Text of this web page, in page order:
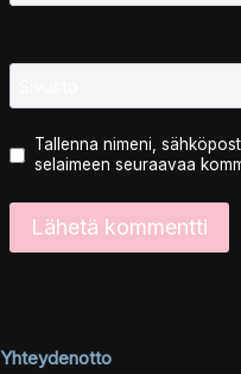
Tallenna nimeni,
selaimeen seuraavaa
Yhteydenotto